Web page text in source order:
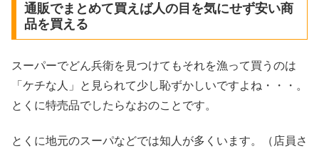
通販でまとめて買えば人の目を気にせず安い商
品を買える
スーパーでどん兵衛を見つけてもそれを漁って買うのは
「ケチな人」と見られて少し恥ずかしいですよね・・・。
とくに特売品でしたらなおのことです。
とくに地元のスーパなどでは知人が多くいます。（店員さ